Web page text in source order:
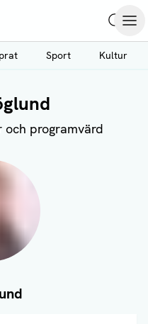
Sport Kultur
programvärd